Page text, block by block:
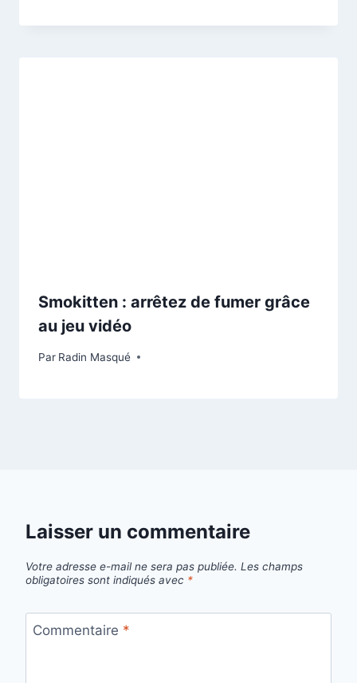
Smokitten : arrêtez de fumer grâce
au jeu vidéo
Par Radin Masqué
Laisser un commentaire
Votre adresse e-mail ne sera pas publiée. Les champs
obligatoires sont indiqués avec *
Commentaire *